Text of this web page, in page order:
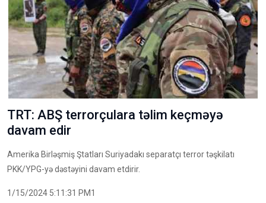
TRT: ABŞ terrorçulara təlim keçməyə
davam edir
Amerika Birləşmiş Ştatları Suriyadakı separatçı terror təşkilatı
PKK/YPG-yə dəstəyini davam etdirir.
1/15/2024 5:11:31 PM1